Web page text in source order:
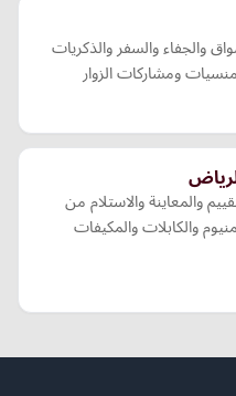
والجفاء والسفر والذكريات
ومشاركات الزوار
والمعاينة والاستلام من
والكابلات والمكيفات